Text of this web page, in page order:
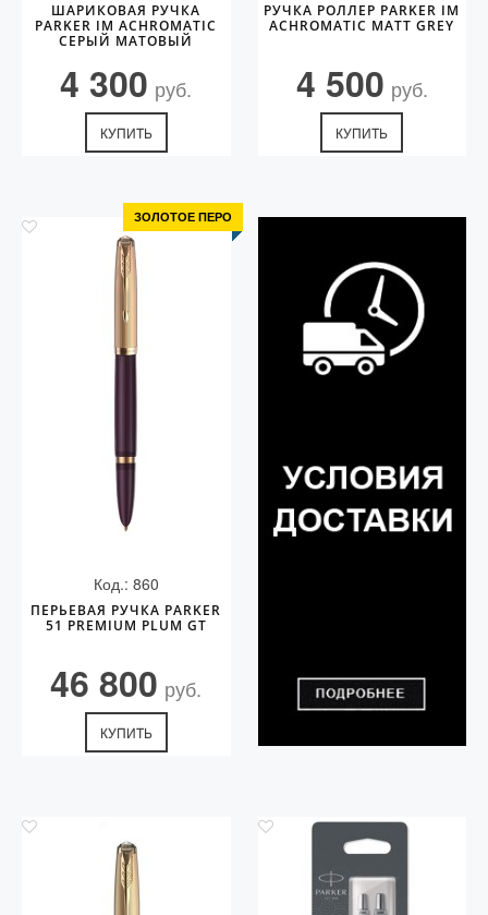
ШАРИКОВАЯ РУЧКА
PARKER IM ACHROMATIC
СЕРЫЙ МАТОВЫЙ
4 300 руб.
КУПИТЬ
РУЧКА РОЛЛЕР PARKER IM
ACHROMATIC MATT GREY
4 500 руб.
КУПИТЬ
ЗОЛОТОЕ ПЕРО
Код.: 860
ПЕРЬЕВАЯ РУЧКА PARKER
51 PREMIUM PLUM GT
46 800 руб.
КУПИТЬ